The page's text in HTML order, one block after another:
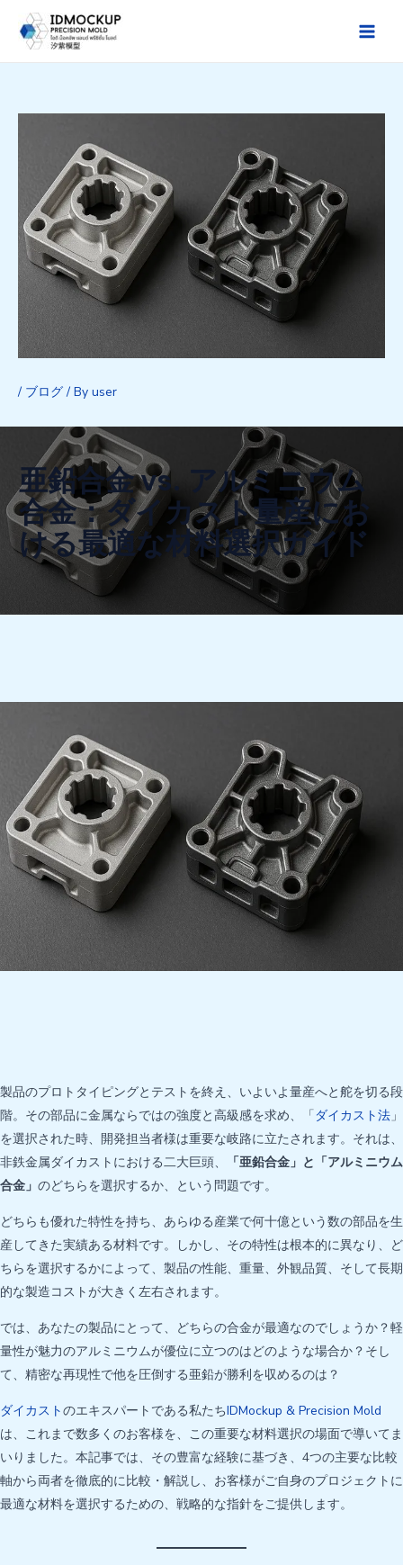
Main
/ ブログ/ By user
亜鉛合金 vs. アルミニウム
合金：ダイカスト量産にお
ける最適な材料選択ガイド
製品のプロトタイピングとテストを終え、いよいよ量産へと舵を切る段
階。その部品に金属ならではの強度と高級感を求め、「ダイカスト法 」
を選択された時、開発担当者様は重要な岐路に立たされます。それは、
非鉄金属ダイカストにおける二大巨頭、
「亜鉛合金」と「アルミニウム
合金」 のどちらを選択するか、という問題です。
どちらも優れた特性を持ち、あらゆる産業で何十億という数の部品を生
産してきた実績ある材料です。しかし、その特性は根本的に異なり、ど
ちらを選択するかによって、製品の性能、重量、外観品質、そして長期
的な製造コストが大きく左右されます。
では、あなたの製品にとって、どちらの合金が最適なのでしょうか？軽
量性が魅力のアルミニウムが優位に立つのはどのような場合か？そし
て、精密な再現性で他を圧倒する亜鉛が勝利を収めるのは？
ダイカストのエキスパートである私たちIDMockup & Precision Mold
は、これまで数多くのお客様を、この重要な材料選択の場面で導いてま
いりました。本記事では、その豊富な経験に基づき、4つの主要な比較
軸から両者を徹底的に比較・解説し、お客様がご自身のプロジェクトに
最適な材料を選択するための、戦略的な指針をご提供します。